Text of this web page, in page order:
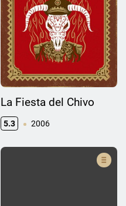
La Fiesta del Chivo
5.3 2006